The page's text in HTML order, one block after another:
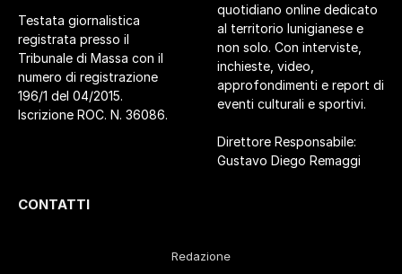
Testata giornalistica
registrata presso il
Tribunale di Massa con il
numero di registrazione
196/1 del 04/2015.
Iscrizione ROC. N. 36086.
quotidiano online dedicato
al territorio lunigianese e
non solo. Con interviste,
inchieste, video,
approfondimenti e report di
eventi culturali e sportivi.
Direttore Responsabile:
Gustavo Diego Remaggi
CONTATTI
Redazione